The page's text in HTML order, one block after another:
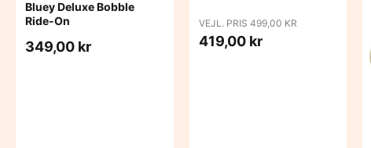
Bluey Deluxe Bobble
Ride-On
349,00 kr
VEJL. PRIS 499,00 KR
419,00 kr